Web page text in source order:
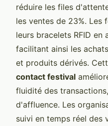
réduire les files
les ventes de 23%. Les
leurs bracelets RFID en
facilitant ainsi les
et produits dérivés.
contact festival
fluidité des
d'affluence. Les
suivi en temps réel des